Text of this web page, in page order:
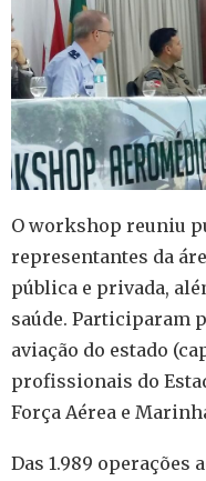
O workshop reuniu
representantes da
pública e privada,
saúde. Participaram
aviação do estado
profissionais do
Força Aérea e
Das 1.989 operações